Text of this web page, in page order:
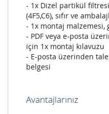
- 1x Dizel partikül
(4F5,C6), sıfır ve
- 1x montaj
- PDF veya e-posta
için 1x montaj kılavuzu
- E-posta üzerinden
belgesi
Avantajlarınız